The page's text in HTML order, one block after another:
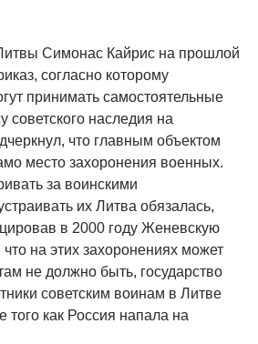
Симонас Кайрис на прошлой
согласно которому
принимать самостоятельные
советского наследия на
что главным объектом
место захоронения военных.
за воинскими
их Литва обязалась,
в 2000 году Женевскую
на этих захоронениях может
не должно быть, государство
советским воинам в Литве
того как Россия напала на